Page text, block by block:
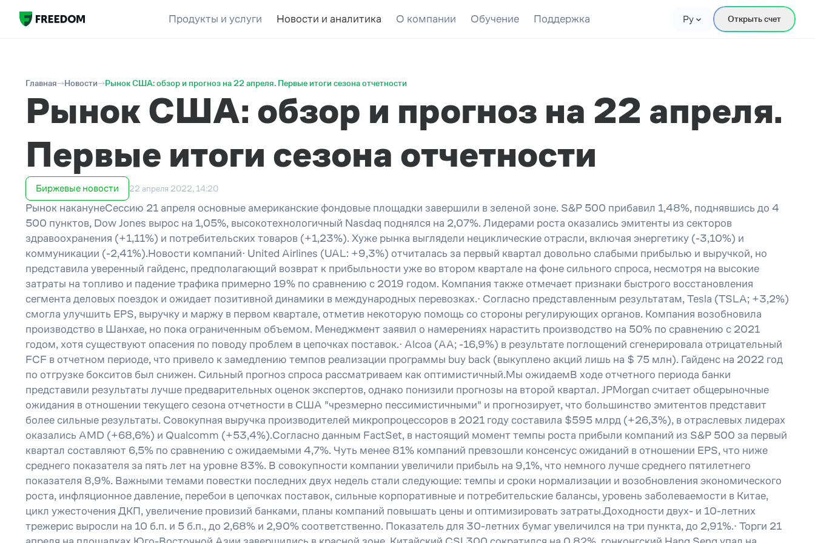
Продукты и услуги Новости и аналитика О компании Обучение Поддержка Ру Открыть счет
Главная Новости Рынок США: обзор и прогноз на 22 апреля. Первые итоги сезона отчетности
Рынок США: обзор и прогноз на 22 апреля.
Первые итоги сезона отчетности
Биржевые новости 22 апреля 2022, 14:20
Рынок наканунеСессию 21 апреля основные американские фондовые площадки завершили в зеленой зоне. S&P 500 прибавил 1,48%, поднявшись до 4
500 пунктов, Dow Jones вырос на 1,05%, высокотехнологичный Nasdaq поднялся на 2,07%. Лидерами роста оказались эмитенты из секторов
здравоохранения (+1,11%) и потребительских товаров (+1,23%). Хуже рынка выглядели нециклические отрасли, включая энергетику (-3,10%) и
коммуникации (-2,41%).Новости компаний· United Airlines (UAL: +9,3%) отчиталась за первый квартал довольно слабыми прибылью и выручкой, но
представила уверенный гайденс, предполагающий возврат к прибыльности уже во втором квартале на фоне сильного спроса, несмотря на высокие
затраты на топливо и падение трафика примерно 19% по сравнению с 2019 годом. Компания также отмечает признаки быстрого восстановления
сегмента деловых поездок и ожидает позитивной динамики в международных перевозках.· Согласно представленным результатам, Tesla (TSLA; +3,2%)
смогла улучшить EPS, выручку и маржу в первом квартале, отметив некоторую помощь со стороны регулирующих органов. Компания возобновила
производство в Шанхае, но пока ограниченным объемом. Менеджмент заявил о намерениях нарастить производство на 50% по сравнению с 2021
годом, хотя существуют опасения по поводу проблем в цепочках поставок.· Alcoa (АА; -16,9%) в результате поглощений сгенерировала отрицательный
FCF в отчетном периоде, что привело к замедлению темпов реализации программы buy back (выкуплено акций лишь на $ 75 млн). Гайденс на 2022 год
по отгрузке бокситов был снижен. Сильный прогноз спроса рассматриваем как оптимистичный.Мы ожидаемВ ходе отчетного периода банки
представили результаты лучше предварительных оценок экспертов, однако понизили прогнозы на второй квартал. JPMorgan считает общерыночные
ожидания в отношении текущего сезона отчетности в США "чрезмерно пессимистичными" и прогнозирует, что большинство эмитентов представит
более сильные результаты. Совокупная выручка производителей микропроцессоров в 2021 году составила $595 млрд (+26,3%), в отраслевых лидерах
оказались AMD (+68,6%) и Qualcomm (+53,4%).Согласно данным FactSet, в настоящий момент темпы роста прибыли компаний из S&P 500 за первый
квартал составляют 6,5% по сравнению с ожидаемыми 4,7%. Чуть менее 81% компаний превзошли консенсус ожиданий в отношении EPS, что ниже
среднего показателя за пять лет на уровне 83%. В совокупности компании увеличили прибыль на 9,1%, что немного лучше среднего пятилетнего
показателя 8,9%. Важными темами повестки последних двух недель стали следующие: темпы и сроки нормализации и возобновления экономического
роста, инфляционное давление, перебои в цепочках поставок, сильные корпоративные и потребительские балансы, уровень заболеваемости в Китае,
цикл ужесточения ДКП, увеличение провизий банками, планы компаний повышать цены и оптимизировать затраты.Доходности двух- и 10-летних
трежерис выросли на 10 б.п. и 5 б.п., до 2,68% и 2,90% соответственно. Показатель для 30-летних бумаг увеличился на три пункта, до 2,91%.· Торги 21